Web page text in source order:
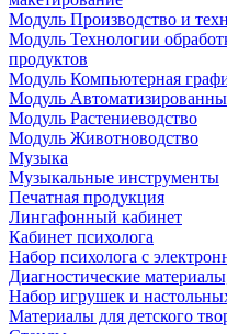
Модуль Производство и
Модуль Технологии
продуктов
Модуль Компьютерная
Модуль
Модуль Растениеводство
Модуль Животноводство
Музыка
Музыкальные инструменты
Печатная продукция
Лингафонный кабинет
Кабинет психолога
Набор психолога с
Диагностические
Набор игрушек и
Материалы для детского